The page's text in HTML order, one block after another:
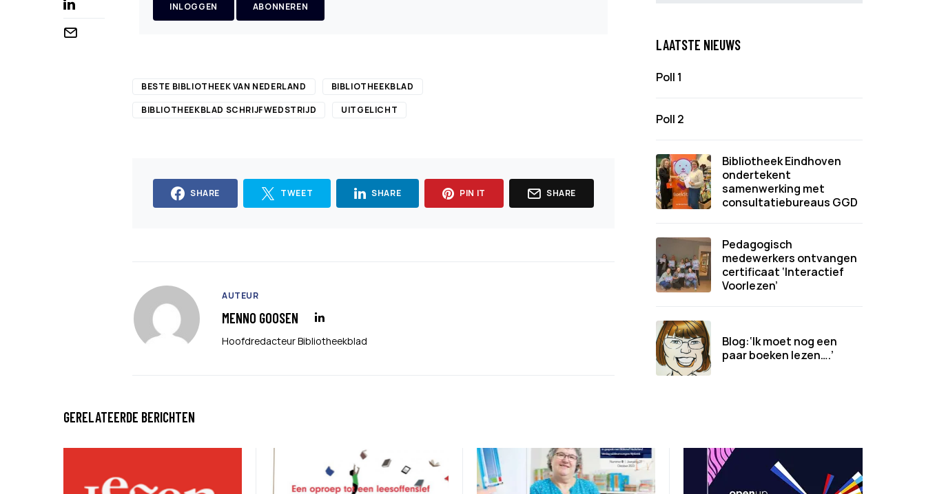
INLOGGEN ABONNEREN
BESTE BIBLIOTHEEK VAN NEDERLAND
BIBLIOTHEEKBLAD
BIBLIOTHEEKBLAD SCHRIJFWEDSTRIJD
UITGELICHT
SHARE TWEET SHARE PIN IT SHARE
AUTEUR
MENNO GOOSEN
Hoofdredacteur Bibliotheekblad
LAATSTE NIEUWS
Poll 1
Poll 2
Bibliotheek Eindhoven
ondertekent
samenwerking met
consultatiebureaus GGD
Pedagogisch
medewerkers ontvangen
certificaat ‘Interactief
Voorlezen’
Blog:‘Ik moet nog een
paar boeken lezen….’
GERELATEERDE BERICHTEN